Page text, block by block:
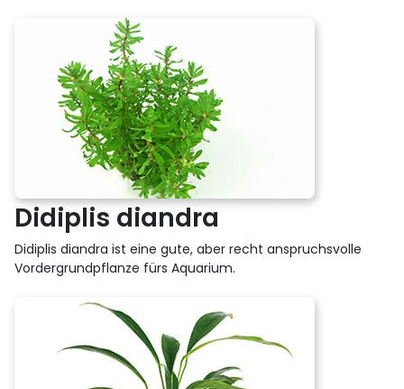
Didiplis diandra
Didiplis diandra ist eine gute, aber recht anspruchsvolle
Vordergrundpflanze fürs Aquarium.